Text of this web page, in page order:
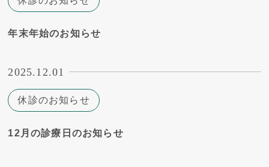
年末年始のお知らせ
2025.12.01
休診のお知らせ
12月の診療日のお知らせ